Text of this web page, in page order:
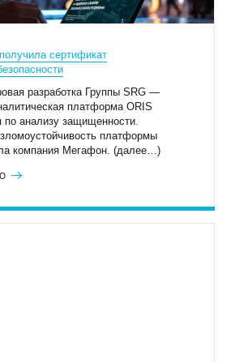
сертификат
разработка Группы SRG —
платформа ORIS
по анализу защищенности.
платформы
компания Мегафон. (далее…)